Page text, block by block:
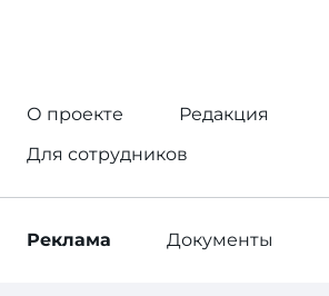
О проекте
Редакция
Для сотрудников
Реклама Документы